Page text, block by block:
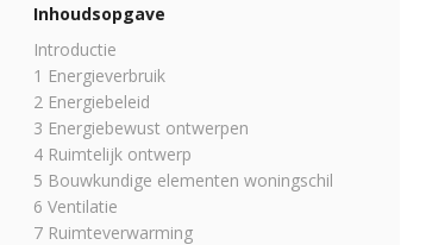
Inhoudsopgave
Introductie
1 Energieverbruik
2 Energiebeleid
3 Energiebewust ontwerpen
4 Ruimtelijk ontwerp
5 Bouwkundige elementen woningschil
6 Ventilatie
7 Ruimteverwarming